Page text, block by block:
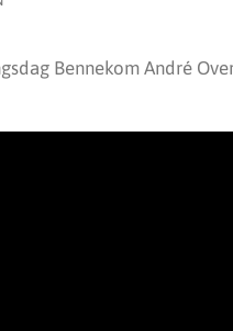
Bennekom André